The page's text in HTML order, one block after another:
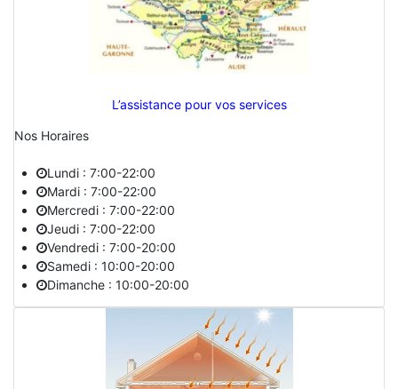
L’assistance pour vos services
Nos Horaires
Lundi : 7:00-22:00
Mardi : 7:00-22:00
Mercredi : 7:00-22:00
Jeudi : 7:00-22:00
Vendredi : 7:00-20:00
Samedi : 10:00-20:00
Dimanche : 10:00-20:00